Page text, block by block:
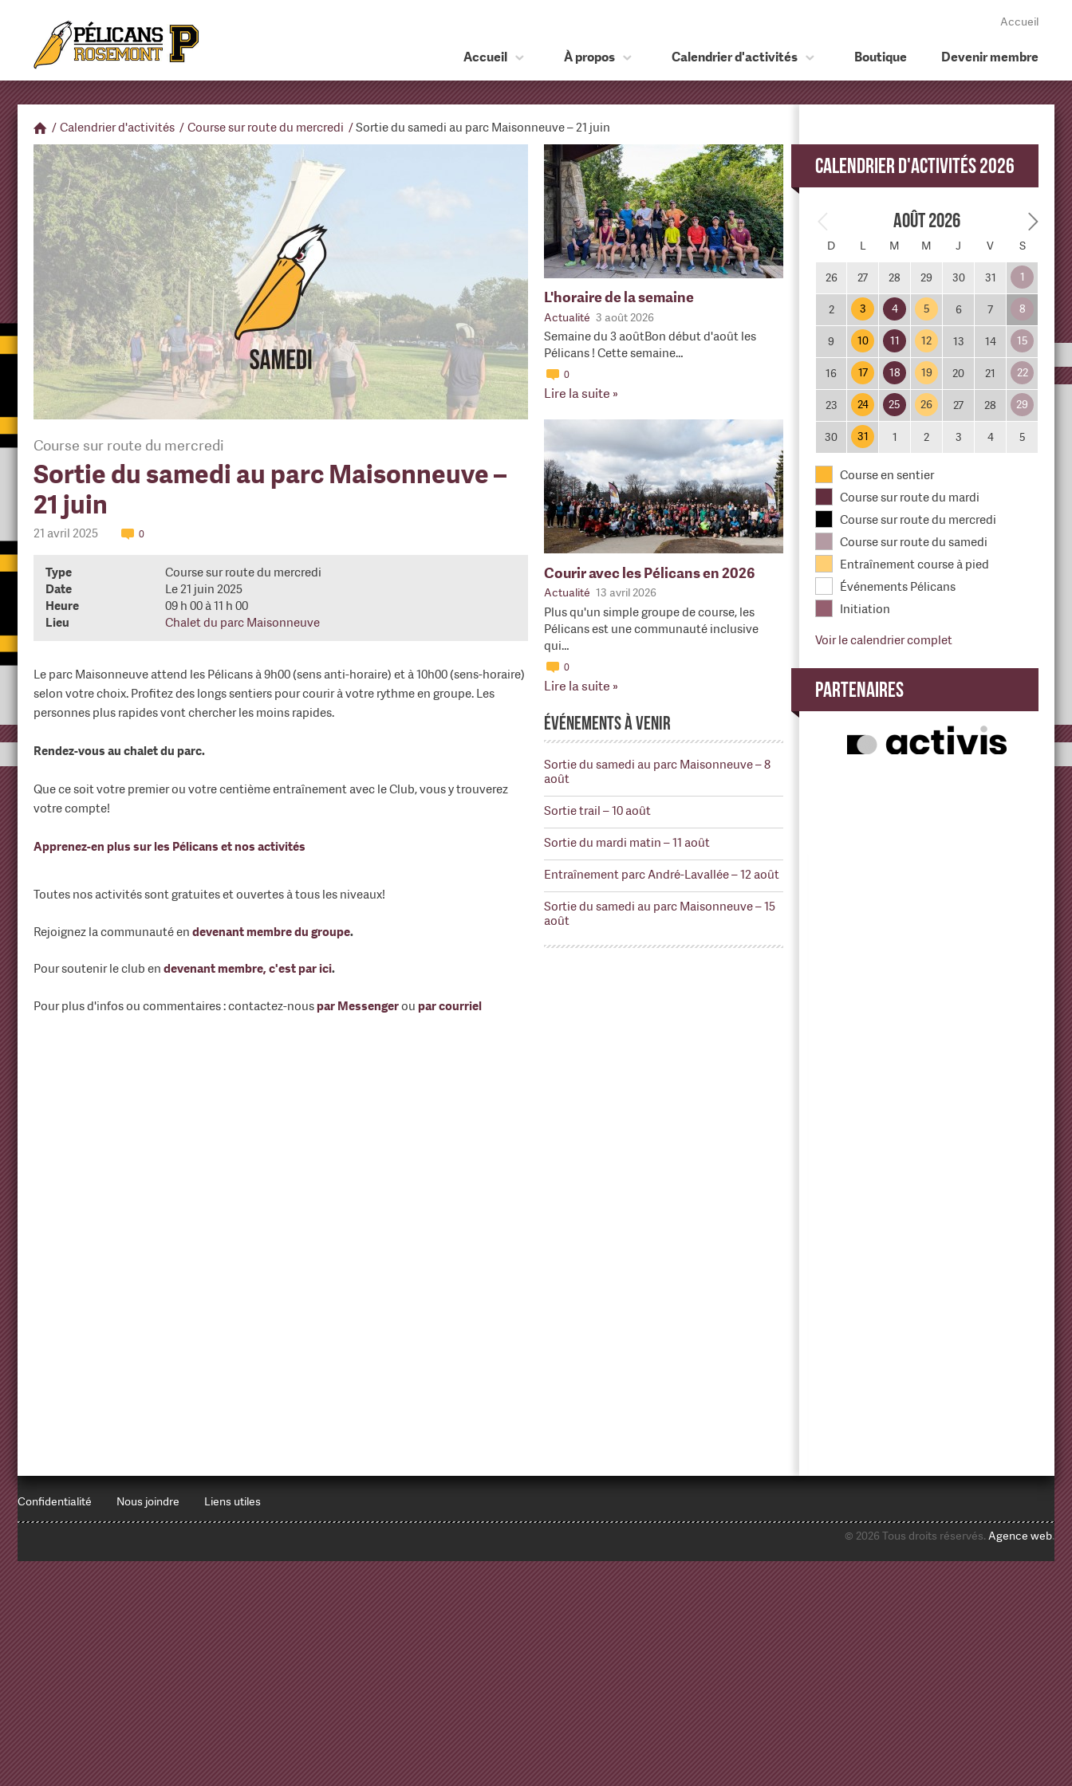
Accueil
Accueil À propos Calendrier d'activités Boutique Devenir membre
/ Calendrier d'activités / Course sur route du mercredi /Sortie du samedi au parc Maisonneuve – 21 juin
L'horaire de la semaine
Actualité 3 août 2026
Semaine du 3 aoûtBon début d'août les
Pélicans ! Cette semaine…
0
Lire la suite »
Courir avec les Pélicans en 2026
Actualité 13 avril 2026
Plus qu'un simple groupe de course, les
Pélicans est une communauté inclusive
qui…
0
Lire la suite »
Événements à venir
Sortie du samedi au parc Maisonneuve – 8
août
Sortie trail – 10 août
Sortie du mardi matin – 11 août
Entraînement parc André-Lavallée – 12 août
Sortie du samedi au parc Maisonneuve – 15
août
Course sur route du mercredi
Sortie du samedi au parc Maisonneuve –
21 juin
21 avril 2025 0
Type
Course sur route du mercredi
Date
Le 21 juin 2025
Heure
09 h 00 à 11 h 00
Lieu
Chalet du parc Maisonneuve
Le parc Maisonneuve attend les Pélicans à 9h00 (sens anti-horaire) et à 10h00 (sens-horaire)
selon votre choix. Profitez des longs sentiers pour courir à votre rythme en groupe. Les
personnes plus rapides vont chercher les moins rapides.
Rendez-vous au chalet du parc.
Que ce soit votre premier ou votre centième entraînement avec le Club, vous y trouverez
votre compte!
Apprenez-en plus sur les Pélicans et nos activités
Toutes nos activités sont gratuites et ouvertes à tous les niveaux!
Rejoignez la communauté en devenant membre du groupe.
Pour soutenir le club en devenant membre, c'est par ici.
Pour plus d'infos ou commentaires : contactez-nous par Messengerou par courriel
Calendrier d'activités 2026
Août 2026
D L M M J V S
26 27 28 29 30 31 1
2 3 4 5 6 7 8
9 10 11 12 13 14 15
16 17 18 19 20 21 22
23 24 25 26 27 28 29
30 31 1 2 3 4 5
Course en sentier
Course sur route du mardi
Course sur route du mercredi
Course sur route du samedi
Entraînement course à pied
Événements Pélicans
Initiation
Voir le calendrier complet
Partenaires
Confidentialité Nous joindre Liens utiles
© 2026 Tous droits réservés. Agence web.